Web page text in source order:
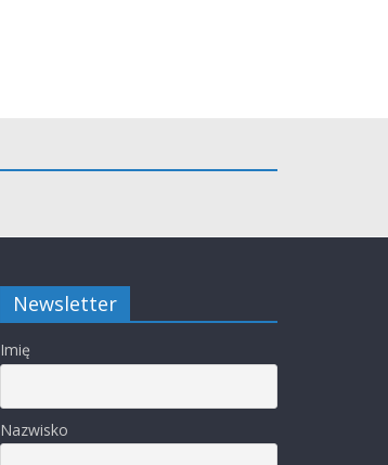
Newsletter
Imię
Nazwisko